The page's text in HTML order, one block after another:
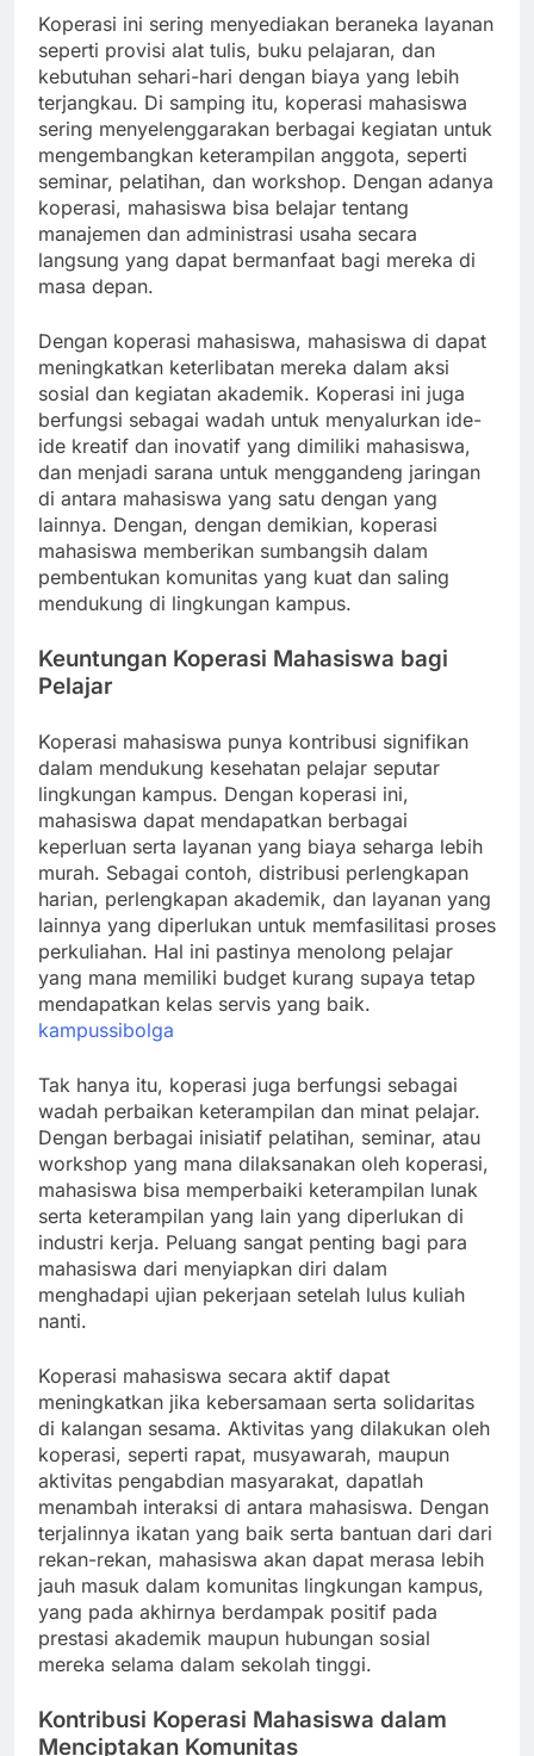
Koperasi ini sering menyediakan beraneka layanan
seperti provisi alat tulis, buku pelajaran, dan
kebutuhan sehari-hari dengan biaya yang lebih
terjangkau. Di samping itu, koperasi mahasiswa
sering menyelenggarakan berbagai kegiatan untuk
mengembangkan keterampilan anggota, seperti
seminar, pelatihan, dan workshop. Dengan adanya
koperasi, mahasiswa bisa belajar tentang
manajemen dan administrasi usaha secara
langsung yang dapat bermanfaat bagi mereka di
masa depan.
Dengan koperasi mahasiswa, mahasiswa di dapat
meningkatkan keterlibatan mereka dalam aksi
sosial dan kegiatan akademik. Koperasi ini juga
berfungsi sebagai wadah untuk menyalurkan ide-
ide kreatif dan inovatif yang dimiliki mahasiswa,
dan menjadi sarana untuk menggandeng jaringan
di antara mahasiswa yang satu dengan yang
lainnya. Dengan, dengan demikian, koperasi
mahasiswa memberikan sumbangsih dalam
pembentukan komunitas yang kuat dan saling
mendukung di lingkungan kampus.
Keuntungan Koperasi Mahasiswa bagi
Pelajar
Koperasi mahasiswa punya kontribusi signifikan
dalam mendukung kesehatan pelajar seputar
lingkungan kampus. Dengan koperasi ini,
mahasiswa dapat mendapatkan berbagai
keperluan serta layanan yang biaya seharga lebih
murah. Sebagai contoh, distribusi perlengkapan
harian, perlengkapan akademik, dan layanan yang
lainnya yang diperlukan untuk memfasilitasi proses
perkuliahan. Hal ini pastinya menolong pelajar
yang mana memiliki budget kurang supaya tetap
mendapatkan kelas servis yang baik.
kampussibolga
Tak hanya itu, koperasi juga berfungsi sebagai
wadah perbaikan keterampilan dan minat pelajar.
Dengan berbagai inisiatif pelatihan, seminar, atau
workshop yang mana dilaksanakan oleh koperasi,
mahasiswa bisa memperbaiki keterampilan lunak
serta keterampilan yang lain yang diperlukan di
industri kerja. Peluang sangat penting bagi para
mahasiswa dari menyiapkan diri dalam
menghadapi ujian pekerjaan setelah lulus kuliah
nanti.
Koperasi mahasiswa secara aktif dapat
meningkatkan jika kebersamaan serta solidaritas
di kalangan sesama. Aktivitas yang dilakukan oleh
koperasi, seperti rapat, musyawarah, maupun
aktivitas pengabdian masyarakat, dapatlah
menambah interaksi di antara mahasiswa. Dengan
terjalinnya ikatan yang baik serta bantuan dari dari
rekan-rekan, mahasiswa akan dapat merasa lebih
jauh masuk dalam komunitas lingkungan kampus,
yang pada akhirnya berdampak positif pada
prestasi akademik maupun hubungan sosial
mereka selama dalam sekolah tinggi.
Kontribusi Koperasi Mahasiswa dalam
Menciptakan Komunitas